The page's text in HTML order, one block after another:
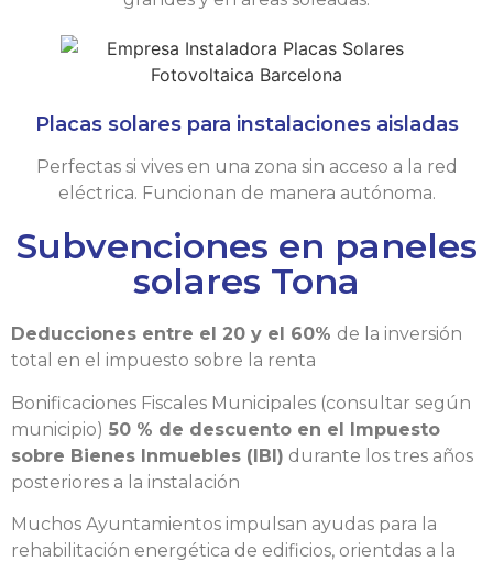
Placas solares para instalaciones aisladas
Perfectas si vives en una zona sin acceso a la red
eléctrica. Funcionan de manera autónoma.
Subvenciones en paneles
solares Tona
Deducciones entre el 20 y el 60% de la inversión
total en el impuesto sobre la renta
Bonificaciones Fiscales Municipales (consultar según
municipio) 50 % de descuento en el Impuesto
sobre Bienes Inmuebles (IBI) durante los tres años
posteriores a la instalación
Muchos Ayuntamientos impulsan ayudas para la
rehabilitación energética de edificios, orientdas a la